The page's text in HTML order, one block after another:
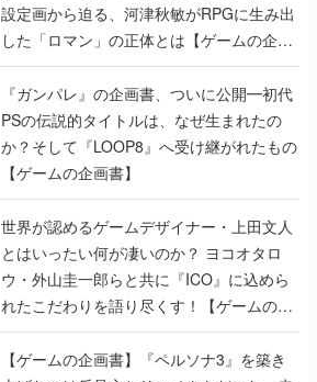
設定画から迫る、河津秋敏がRPGに生み出
した「ロマン」の正体とは【ゲームの企画
書】
『ガンパレ』の企画書、ついに公開━初代
PSの伝説的タイトルは、なぜ生まれたの
か？そして『LOOP8』へ受け継がれたもの
【ゲームの企画書】
世界が認めるゲームデザイナー・上田文人
とはいったい何が凄いのか？ ヨコオタロ
ウ・外山圭一郎らと共に『ICO』に込めら
れたこだわりを語り尽くす！【ゲームの企
画書】
【ゲームの企画書】『ペルソナ3』を築き